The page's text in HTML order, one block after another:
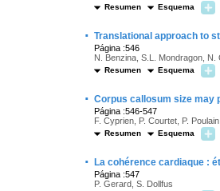
Resumen Esquema
· Translational approach to
Página :546
N. Benzina, S.L. Mondragon,
Resumen Esquema
· Corpus callosum size may
Página :546-547
F. Cyprien, P. Courtet, P.
Resumen Esquema
· La cohérence cardiaque :
Página :547
P. Gerard, S. Dollfus